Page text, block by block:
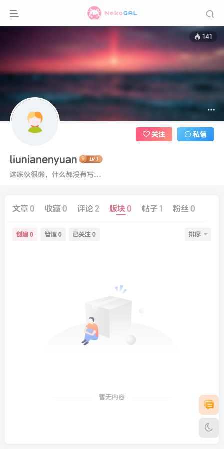
141
liunianenyuan
这家伙很懒，什么都没有写...
关注 私信
文章0 收藏0 评论 2 版块0 帖子 1 粉丝 0
创建 0 管理 0 已关注 0 排序
暂无内容